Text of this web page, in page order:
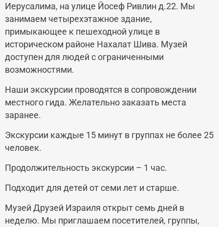
Иерусалима, на улице Йосеф Ривлин д.22. Мы
занимаем четырехэтажное здание,
примыкающее к пешеходной улице в
историческом районе Нахалат Шива. Музей
доступен для людей с ограниченными
возможностями.
Наши экскурсии проводятся в сопровождении
местного гида. Желательно заказать места
заранее.
Экскурсии каждые 15 минут в группах не более 25
человек.
Продолжительность экскурсии – 1 час.
Подходит для детей от семи лет и старше.
Музей Друзей Израиля открыт семь дней в
неделю. Мы приглашаем посетителей, группы,